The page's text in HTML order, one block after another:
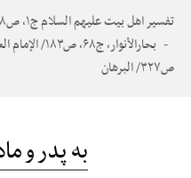
تفسیر اهل بیت علیهم السلام ج۱، ص۴۸۸
ص۳۲۷/ البرهان
به پدر و